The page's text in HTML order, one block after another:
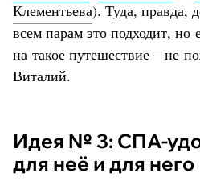
Клементьева). Туда, правда,
всем парам это подходит, но
на такое путешествие – не
Виталий.
Идея № 3: СПА-удовольствия
для неё и для него